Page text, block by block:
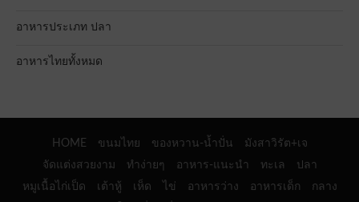
อาหารประเภท ปลา
อาหารไทยทั้งหมด
HOME ขนมไทย ของหวาน-น้ำปั่น
มังสาวิรัต+เจ
จัดแต่งสวยงาม
ทำง่ายๆ อาหาร-แนะนำ ทะเล
ปลา
หมูเนื้อไก่เป็ด
เต้าหู้ เห็ด ไข่ อาหารว่าง อาหารเด็ก
กลาง